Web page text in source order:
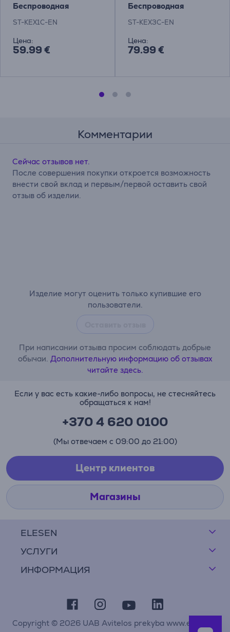
Беспроводная
клавиатура
ST-KEX1C-EN
Цена:
59.99 €
Беспроводная
клавиатура
ST-KEX3C-EN
Цена:
79.99 €
Комментарии
Изделие могут оценить только купившие его
пользователи.
При написании отзыва просим соблюдать добрые
обычаи. Дополнительную информацию об отзывах
читайте здесь.
Сейчас отзывов нет.
После совершения покупки откроется возможность
внести свой вклад и первым/первой оставить свой
отзыв об изделии.
ELESEN
УСЛУГИ
ИНФОРМАЦИЯ
Если у вас есть какие-либо вопросы, не стесняйтесь
обращаться к нам!
+370 4 620 0100
(Мы отвечаем с 09:00 до 21:00)
Центр клиентов
Магазины
Copyright © 2026 UAB Avitelos prekyba www.elesen.lt